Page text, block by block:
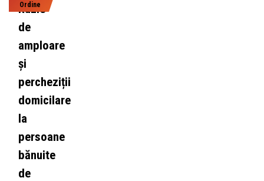
Ordine
Razie
de
amploare
și
percheziții
domicilare
la
persoane
bănuite
de